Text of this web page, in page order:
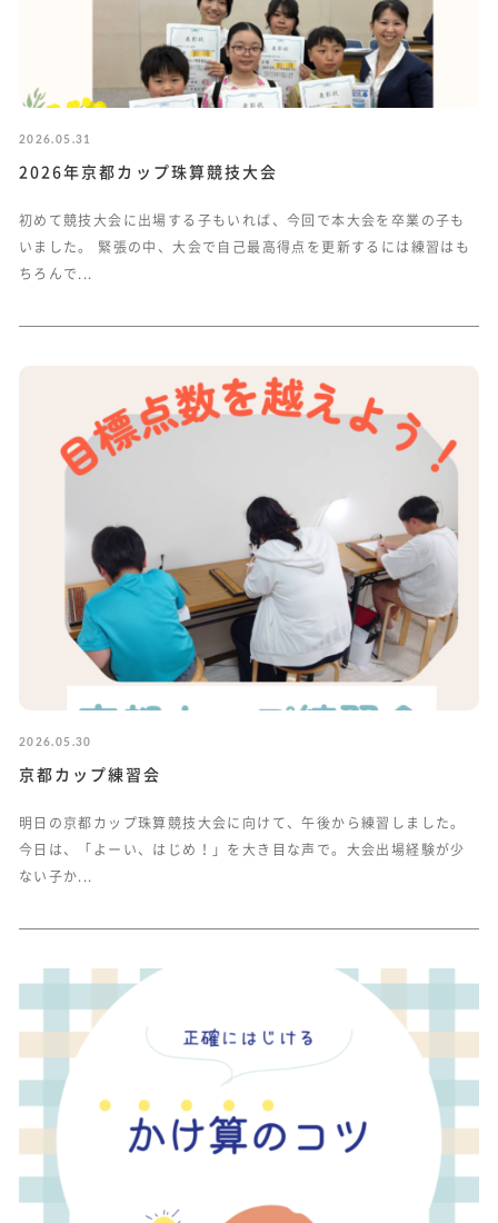
2026.05.31
2026年京都カップ珠算競技大会
初めて競技大会に出場する子もいれば、今回で本大会を卒業の子も
いました。 緊張の中、大会で自己最高得点を更新するには練習はも
ちろんで...
2026.05.30
京都カップ練習会
明日の京都カップ珠算競技大会に向けて、午後から練習しました。
今日は、「よーい、はじめ！」を大き目な声で。大会出場経験が少
ない子か...